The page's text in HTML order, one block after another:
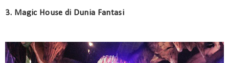
3. Magic House di Dunia Fantasi